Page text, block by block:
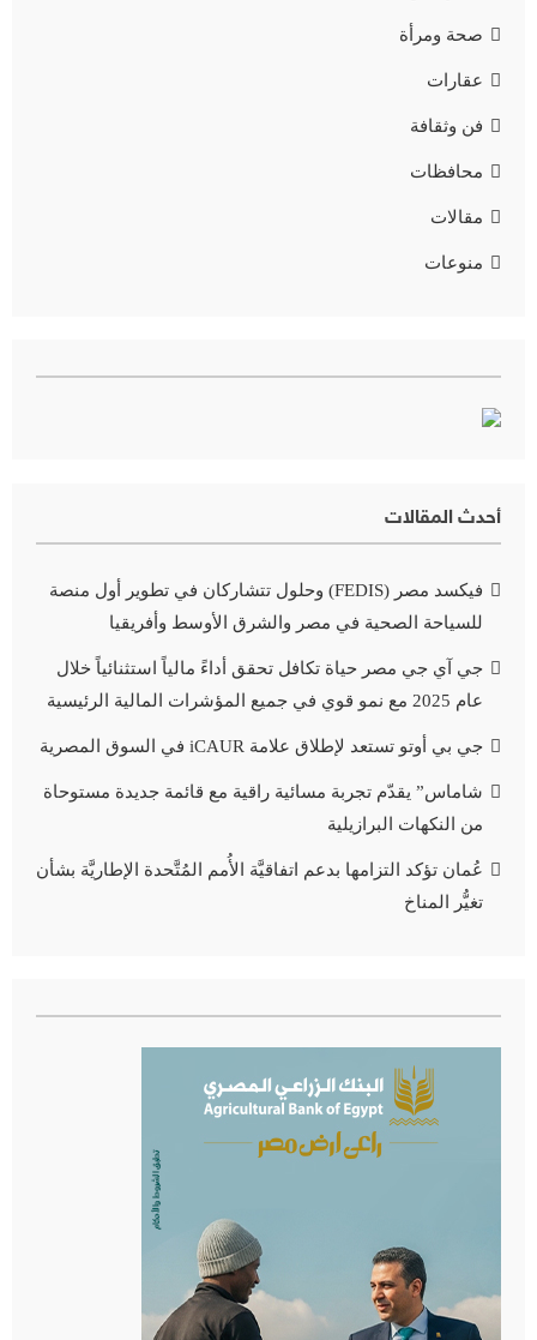
صحة ومرأة
عقارات
فن وثقافة
محافظات
مقالات
منوعات
أحدث المقالات
فيكسد مصر (FEDIS) وحلول تتشاركان في تطوير أول منصة
للسياحة الصحية في مصر والشرق الأوسط وأفريقيا
جي آي جي مصر حياة تكافل تحقق أداءً مالياً استثنائياً خلال
عام 2025 مع نمو قوي في جميع المؤشرات المالية الرئيسية
جي بي أوتو تستعد لإطلاق علامة iCAUR في السوق المصرية
شاماس” يقدّم تجربة مسائية راقية مع قائمة جديدة مستوحاة
من النكهات البرازيلية
عُمان تؤكد التزامها بدعم اتفاقيَّة الأُمم المُتَّحدة الإطاريَّة بشأن
تغيُّر المناخ